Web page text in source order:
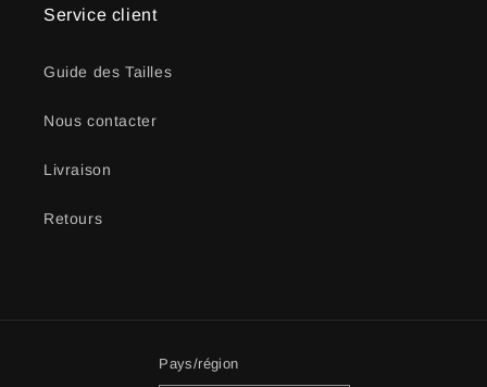
Service client
Guide des Tailles
Nous contacter
Livraison
Retours
Pays/région